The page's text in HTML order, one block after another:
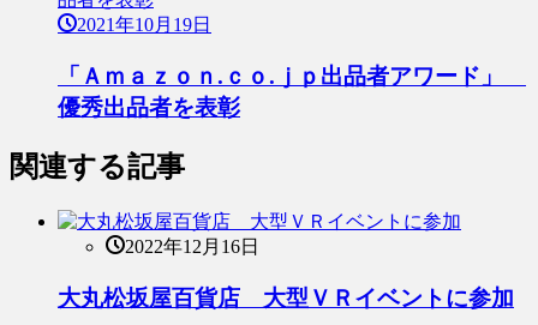
2021年10月19日
「Ａｍａｚｏｎ.ｃｏ.ｊｐ出品者アワード」
優秀出品者を表彰
関連する記事
2022年12月16日
大丸松坂屋百貨店 大型ＶＲイベントに参加